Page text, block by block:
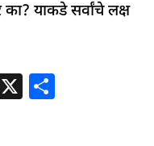
का? याकडे सर्वांचे लक्ष
X